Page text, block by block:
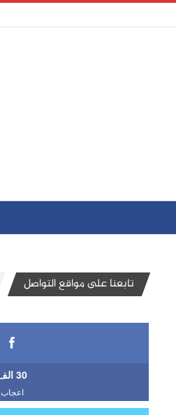
تابعنا على مواقع التواصل
30 الف
اعجاب